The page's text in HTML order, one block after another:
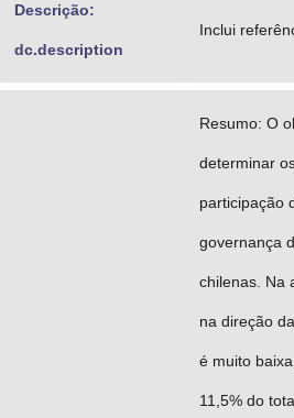
Descrição:
dc.description
Inclui
Resumo: O
determinar
participação
governança
chilenas. Na
na direção
é muito
11,5% do